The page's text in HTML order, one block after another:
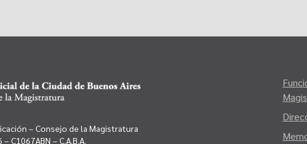
– Consejo de la Magistratura
C1067ABN – C.A.B.A.